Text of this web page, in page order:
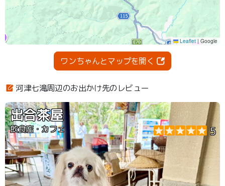
ワンちゃんとマップを開く
河津七滝周辺のお出かけ先のレビュー
出合茶屋
飲食店・カフェ 5